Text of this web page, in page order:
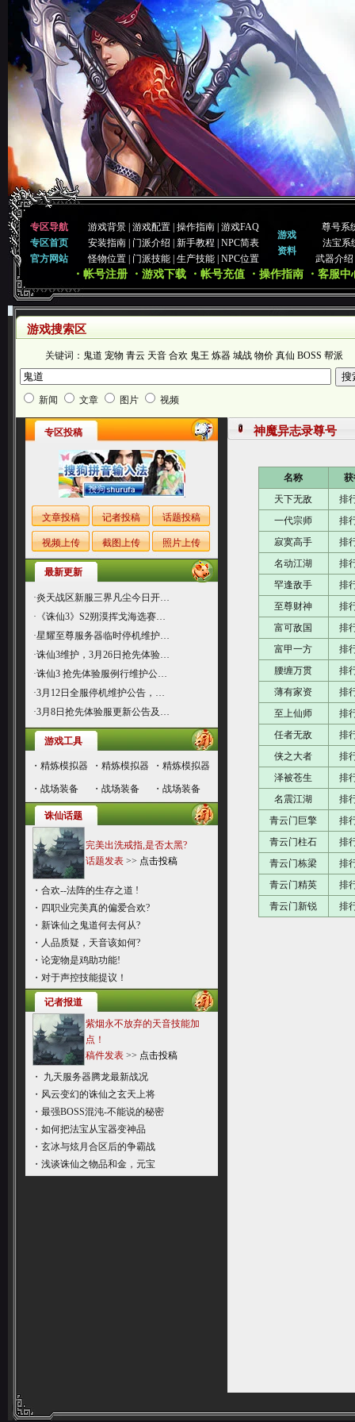
专区导航
专区首页
官方网站
游戏背景 |游戏配置 |操作指南 |游戏FAQ
安装指南
门派介绍 |新手教程 |NPC简表
怪物位置
门派技能 |生产技能 |NPC位置
游戏
资料
尊号系
法宝系
武器介绍
・帐号注册 ・游戏下载 ・帐号充值 ・操作指南 ・客服中
游戏搜索区
关键词： 鬼道 宠物 青云 天音 合欢 鬼王 炼器 城战 物价 真仙 BOSS 帮派
新闻 文章 图片 视频
专区投稿
文章投稿 记者投稿 话题投稿
视频上传 截图上传 照片上传
最新更新
·炎天战区新服三界凡尘今日开…
· 《诛仙3》S2朔漠挥戈海选赛…
·星耀至尊服务器临时停机维护…
·诛仙3维护，3月26日抢先体验…
·诛仙3 抢先体验服例行维护公…
·3月12日全服停机维护公告，…
·3月8日抢先体验服更新公告及…
游戏工具
・精炼模拟器 ・精炼模拟器 ・精炼模拟器
・战场装备 ・战场装备 ・战场装备
诛仙话题
完美出洗戒指,是否太黑?
话题发表>> 点击投稿
・合欢--法阵的生存之道 !
・ 四职业完美真的偏爱合欢?
・新诛仙之鬼道何去何从?
・ 人品质疑，天音该如何?
・论宠物是鸡助功能!
・对于声控技能提议！
记者报道
紫烟永不放弃的天音技能加
点！
稿件发表>> 点击投稿
・
九天服务器腾龙最新战况
・ 风云变幻的诛仙之玄天上将
・最强BOSS混沌-不能说的秘密
・如何把法宝从宝器变神品
・玄冰与炫月合区后的争霸战
・浅谈诛仙之物品和金，元宝
神魔异志录尊号
名称
天下无敌
排
一代宗师
排
寂寞高手
排
名动江湖
排
罕逢敌手
排
至尊财神
排
富可敌国
排
富甲一方
排
腰缠万贯
排
薄有家资
排
至上仙师
排
任者无敌
排
侠之大者
排
泽被苍生
排
名震江湖
排
青云门巨擎
排
青云门柱石
排
青云门栋梁
排
青云门精英
排
青云门新锐
排